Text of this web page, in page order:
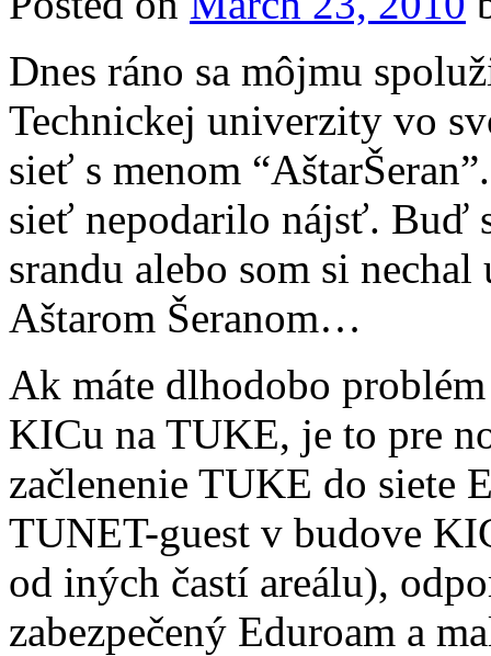
Dnes ráno sa môjmu
Technickej univerzity vo
sieť s menom
sieť nepodarilo nájsť. Buď
srandu alebo som si
Aštarom Šeranom…
Ak máte dlhodobo
KICu na TUKE, je to pre
začlenenie TUKE do siete
TUNET-guest v budove
od iných častí areálu),
zabezpečený Eduroam a